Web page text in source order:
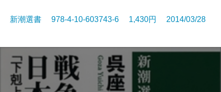
新潮選書 978-4-10-603743-6 1,430円 2014/03/28